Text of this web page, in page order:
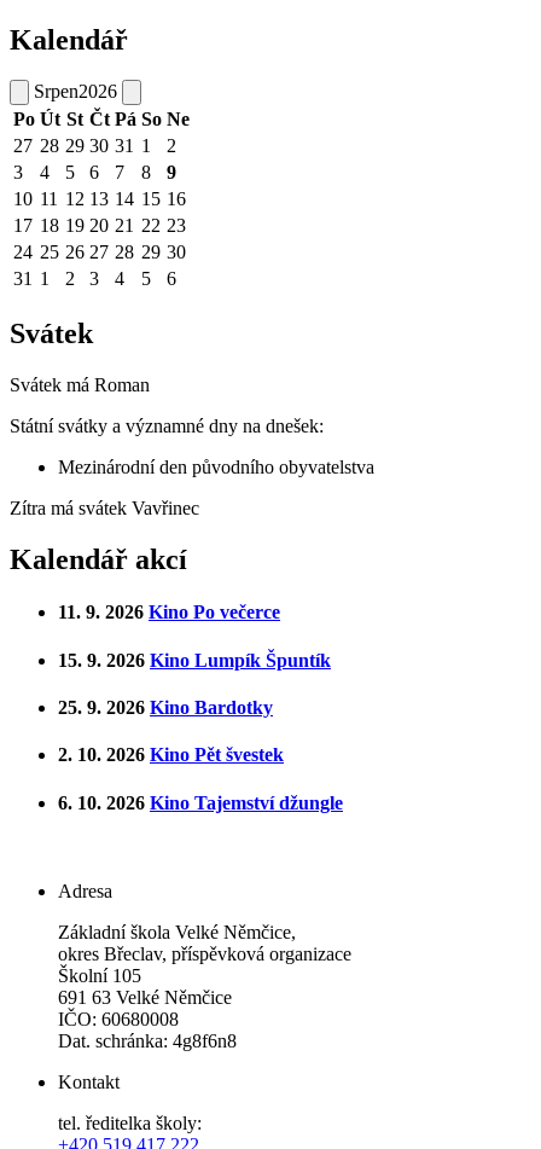
Kalendář
Srpen2026
Po Út St Čt Pá So Ne
27 28 29 30 31 1
2
3
4 5 6 7 8
9
10 11 12 13 14 15 16
17 18 19 20 21 22 23
24 25 26 27 28 29 30
31 1 2 3 4 5 6
Svátek
Svátek má Roman
Státní svátky a významné dny na dnešek:
Mezinárodní den původního obyvatelstva
Zítra má svátek Vavřinec
Kalendář akcí
11. 9. 2026 Kino Po večerce
15. 9. 2026 Kino Lumpík Špuntík
25. 9. 2026 Kino Bardotky
2. 10. 2026 Kino Pět švestek
6. 10. 2026 Kino Tajemství džungle
Adresa
Základní škola Velké Němčice,
okres Břeclav, příspěvková organizace
Školní 105
691 63 Velké Němčice
IČO: 60680008
Dat. schránka: 4g8f6n8
Kontakt
tel. ředitelka školy:
+420 519 417 222